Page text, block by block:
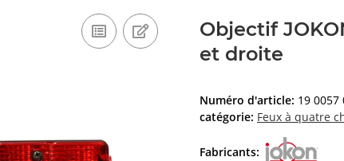
Objectif
et droite
Numéro d'article: 19 0057
catégorie: Feux à quatre
Fabricants: